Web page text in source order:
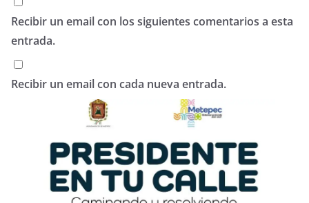
Recibir un email con los siguientes comentarios a esta
entrada.
Recibir un email con cada nueva entrada.